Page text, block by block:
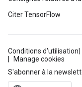
Citer TensorFlow
Conditions d'utilisation
Manage cookies
S'abonner à la